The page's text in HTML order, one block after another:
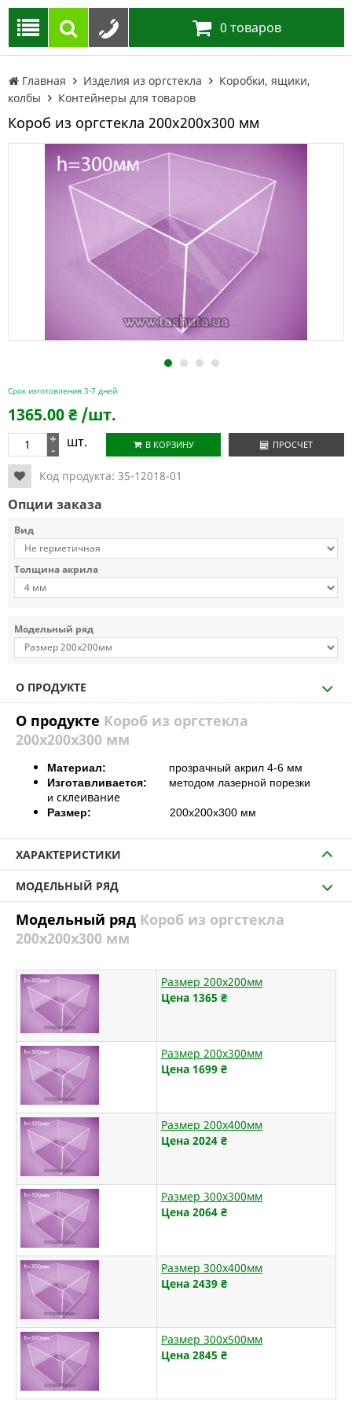
0 товаров
Главная Изделия из оргстекла
Коробки, ящики,
колбы
Контейнеры для товаров
Короб из оргстекла 200х200х300 мм
1 2 3 4
Срок изготовления 3-7 дней
1365.00₴ /шт.
+
- шт. В КОРЗИНУ ПРОСЧЕТ
Код продукта: 35-12018-01
Опции заказа
Вид
Толщина акрила
Модельный ряд
О ПРОДУКТЕ
О продукте Короб из оргстекла
200х200х300 мм
Материал: прозрачный акрил 4-6 мм
Изготавливается: методом лазерной порезки
и склеивание
Размер: 200х200х300 мм
ХАРАКТЕРИСТИКИ
МОДЕЛЬНЫЙ РЯД
Модельный ряд Короб из оргстекла
200х200х300 мм
Размер 200х200мм
Цена 1365 ₴
Размер 200х300мм
Цена 1699 ₴
Размер 200х400мм
Цена 2024 ₴
Размер 300х300мм
Цена 2064 ₴
Размер 300х400мм
Цена 2439 ₴
Размер 300х500мм
Цена 2845 ₴